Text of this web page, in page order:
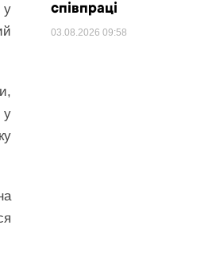
у
у
співпраці
03.08.2026 09:58